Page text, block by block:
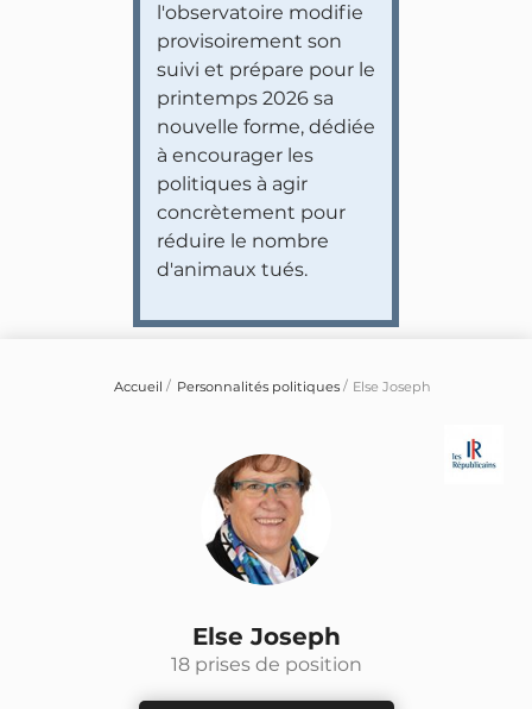
l'observatoire modifie
provisoirement son
suivi et prépare pour le
printemps 2026 sa
nouvelle forme, dédiée
à encourager les
politiques à agir
concrètement pour
réduire le nombre
d'animaux tués.
Accueil Personnalités politiques Else Joseph
Else Joseph
18 prises de position